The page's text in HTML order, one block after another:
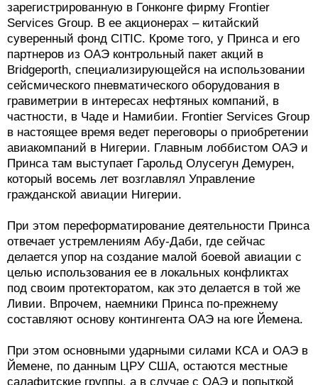
зарегистрированную в Гонконге фирму Frontier
Services Group. В ее акционерах – китайский
суверенный фонд CITIC. Кроме того, у Принса и его
партнеров из ОАЭ контрольный пакет акций в
Bridgeporth, специализирующейся на использовании
сейсмического пневматического оборудования в
гравиметрии в интересах нефтяных компаний, в
частности, в Чаде и Намибии. Frontier Services Group
в настоящее время ведет переговоры о приобретении
авиакомпаний в Нигерии. Главным лоббистом ОАЭ и
Принса там выступает Гарольд Олусегун Демурен,
который восемь лет возглавлял Управление
гражданской авиации Нигерии.
При этом переформатирование деятельности Принса
отвечает устремлениям Абу-Даби, где сейчас
делается упор на создание малой боевой авиации с
целью использования ее в локальных конфликтах
под своим протекторатом, как это делается в той же
Ливии. Впрочем, наемники Принса по-прежнему
составляют основу контингента ОАЭ на юге Йемена.
При этом основными ударными силами КСА и ОАЭ в
Йемене, по данным ЦРУ США, остаются местные
салафитские группы, а в случае с ОАЭ и попыткой